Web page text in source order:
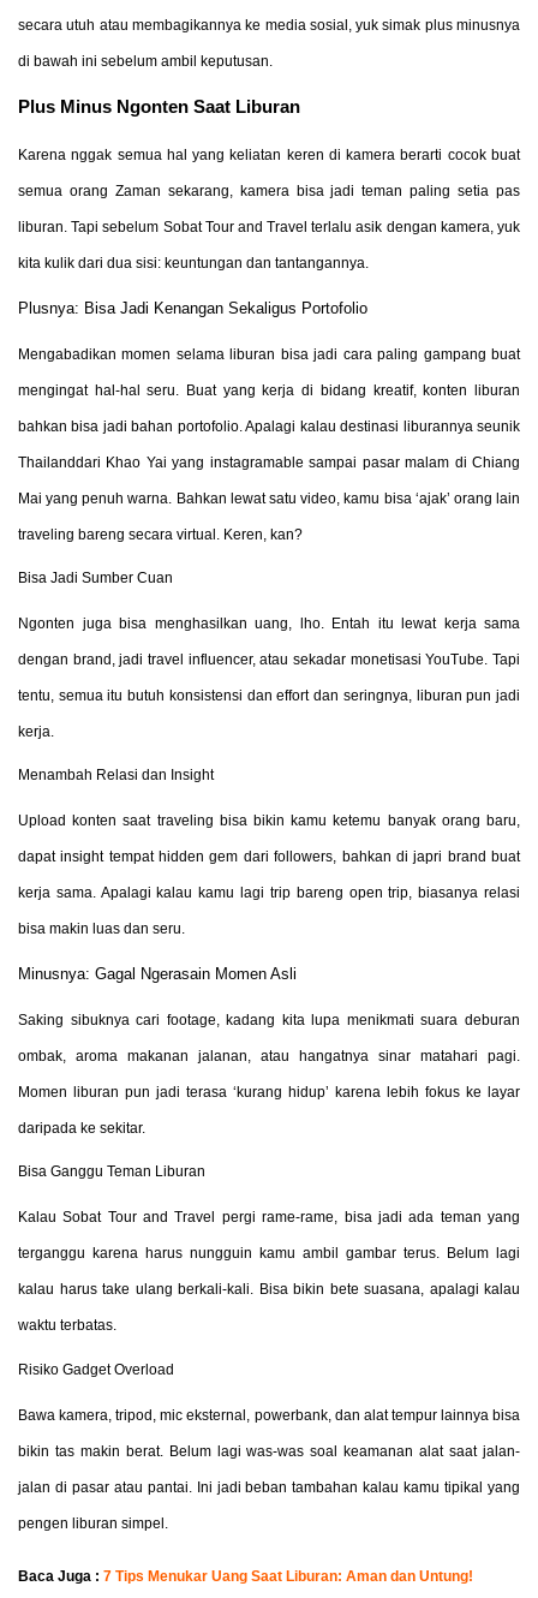
secara utuh atau membagikannya ke media sosial, yuk simak plus minusnya
di bawah ini sebelum ambil keputusan.
Plus Minus Ngonten Saat Liburan
Karena nggak semua hal yang keliatan keren di kamera berarti cocok buat
semua orang Zaman sekarang, kamera bisa jadi teman paling setia pas
liburan. Tapi sebelum Sobat Tour and Travel terlalu asik dengan kamera, yuk
kita kulik dari dua sisi: keuntungan dan tantangannya.
Plusnya: Bisa Jadi Kenangan Sekaligus Portofolio
Mengabadikan momen selama liburan bisa jadi cara paling gampang buat
mengingat hal-hal seru. Buat yang kerja di bidang kreatif, konten liburan
bahkan bisa jadi bahan portofolio. Apalagi kalau destinasi liburannya seunik
Thailanddari Khao Yai yang instagramable sampai pasar malam di Chiang
Mai yang penuh warna. Bahkan lewat satu video, kamu bisa ‘ajak’ orang lain
traveling bareng secara virtual. Keren, kan?
Bisa Jadi Sumber Cuan
Ngonten juga bisa menghasilkan uang, lho. Entah itu lewat kerja sama
dengan brand, jadi travel influencer, atau sekadar monetisasi YouTube. Tapi
tentu, semua itu butuh konsistensi dan effort dan seringnya, liburan pun jadi
kerja.
Menambah Relasi dan Insight
Upload konten saat traveling bisa bikin kamu ketemu banyak orang baru,
dapat insight tempat hidden gem dari followers, bahkan di japri brand buat
kerja sama. Apalagi kalau kamu lagi trip bareng open trip, biasanya relasi
bisa makin luas dan seru.
Minusnya: Gagal Ngerasain Momen Asli
Saking sibuknya cari footage, kadang kita lupa menikmati suara deburan
ombak, aroma makanan jalanan, atau hangatnya sinar matahari pagi.
Momen liburan pun jadi terasa ‘kurang hidup’ karena lebih fokus ke layar
daripada ke sekitar.
Bisa Ganggu Teman Liburan
Kalau Sobat Tour and Travel pergi rame-rame, bisa jadi ada teman yang
terganggu karena harus nungguin kamu ambil gambar terus. Belum lagi
kalau harus take ulang berkali-kali. Bisa bikin bete suasana, apalagi kalau
waktu terbatas.
Risiko Gadget Overload
Bawa kamera, tripod, mic eksternal, powerbank, dan alat tempur lainnya bisa
bikin tas makin berat. Belum lagi was-was soal keamanan alat saat jalan-
jalan di pasar atau pantai. Ini jadi beban tambahan kalau kamu tipikal yang
pengen liburan simpel.
Baca Juga : 7 Tips Menukar Uang Saat Liburan: Aman dan Untung!